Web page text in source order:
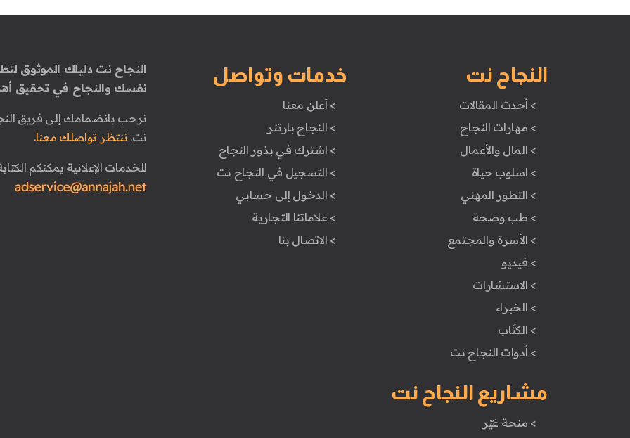
النجاح نت
> أحدث المقالات
> مهارات النجاح
> المال والأعمال
> اسلوب حياة
> التطور المهني
> طب وصحة
> الأسرة والمجتمع
> فيديو
> الاستشارات
> الخبراء
> الكتَاب
> أدوات النجاح نت
مشاريع النجاح نت
> منحة غيّر
خدمات وتواصل
> أعلن معنا
> النجاح بارتنر
> اشترك في بذور النجاح
> التسجيل في النجاح نت
> الدخول إلى حسابي
> علاماتنا التجارية
> الاتصال بنا
النجاح نت دليلك الموثوق
نفسك والنجاح في تحقيق
نرحب بانضمامك إلى فريق
نت. ننتظر تواصلك معنا.
للخدمات الإعلانية يمكنكم